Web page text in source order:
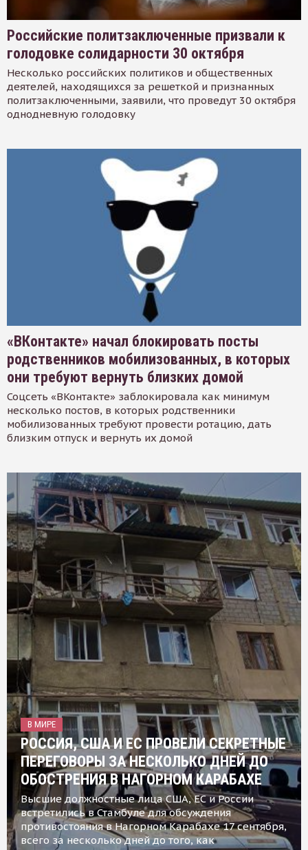
Российские политзаключенные призвали к
голодовке солидарности 30 октября
Несколько российских политиков и общественных
деятелей, находящихся за решеткой и признанных
политзаключенными, заявили, что проведут 30 октября
однодневную голодовку
«ВКонтакте» начал блокировать посты
родственников мобилизованных, в которых
они требуют вернуть близких домой
Соцсеть «ВКонтакте» заблокировала как минимум
несколько постов, в которых родственники
мобилизованных требуют провести ротацию, дать
близким отпуск и вернуть их домой
В МИРЕ
РОССИЯ, США И ЕС ПРОВЕЛИ СЕКРЕТНЫЕ
ПЕРЕГОВОРЫ ЗА НЕСКОЛЬКО ДНЕЙ ДО
ОБОСТРЕНИЯ В НАГОРНОМ КАРАБАХЕ
Высшие должностные лица США, ЕС и России
встретились в Стамбуле для обсуждения
противостояния в Нагорном Карабахе 17 сентября,
всего за несколько дней до того, как